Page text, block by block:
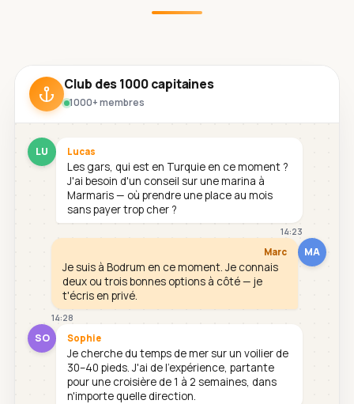
Club des 1000 capitaines
1000+ membres
LU Lucas
Les gars, qui est en Turquie en ce moment ?
J'ai besoin d'un conseil sur une marina à
Marmaris — où prendre une place au mois
sans payer trop cher ?
14:23
MA
Marc
Je suis à Bodrum en ce moment. Je connais
deux ou trois bonnes options à côté — je
t'écris en privé.
14:28
SO Sophie
Je cherche du temps de mer sur un voilier de
30–40 pieds. J'ai de l'expérience, partante
pour une croisière de 1 à 2 semaines, dans
n'importe quelle direction.